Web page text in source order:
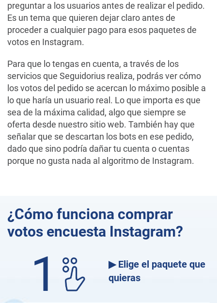
preguntar a los usuarios antes de realizar el pedido.
Es un tema que quieren dejar claro antes de
proceder a cualquier pago para esos paquetes de
votos en Instagram.
Para que lo tengas en cuenta, a través de los
servicios que Seguidorius realiza, podrás ver cómo
los votos del pedido se acercan lo máximo posible a
lo que haría un usuario real. Lo que importa es que
sea de la máxima calidad, algo que siempre se
oferta desde nuestro sitio web. También hay que
señalar que se descartan los bots en ese pedido,
dado que sino podría dañar tu cuenta o cuentas
porque no gusta nada al algoritmo de Instagram.
¿Cómo funciona comprar
votos encuesta Instagram?
1
▶ Elige el paquete que
quieras